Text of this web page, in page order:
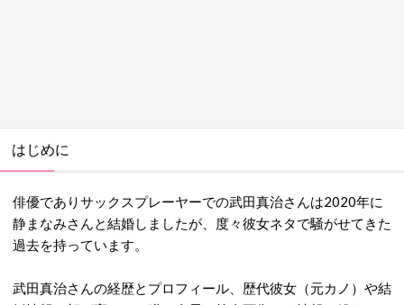
はじめに
俳優でありサックスプレーヤーでの武田真治さんは2020年に
静まなみさんと結婚しましたが、度々彼女ネタで騒がせてきた
過去を持っています。
武田真治さんの経歴とプロフィール、歴代彼女（元カノ）や結